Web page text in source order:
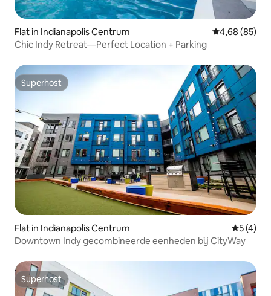
Flat in Indianapolis Centrum Gemiddelde
4,68 (85)
Chic Indy Retreat—Perfect Location + Parking
Superhost
Superhost
Flat in Indianapolis Centrum
5 (4)
Downtown Indy gecombineerde eenheden bij CityWay
Superhost
Superhost